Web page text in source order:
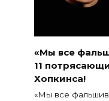
«Мы все
11
Хопкинса!
«Мы все